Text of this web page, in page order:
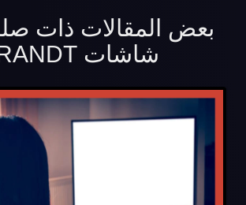
بعض المقالات ذات
شاشات BRANDT